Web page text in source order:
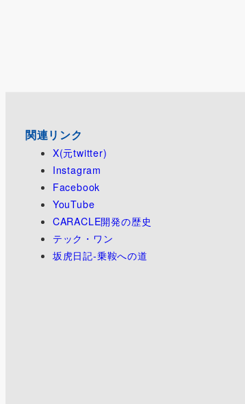
関連リンク
X(元twitter)
Instagram
Facebook
YouTube
CARACLE開発の歴史
テック・ワン
坂虎日記-乗鞍への道